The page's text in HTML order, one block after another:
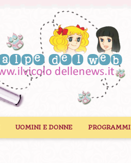
UOMINI E DONNE PROGRAMMI